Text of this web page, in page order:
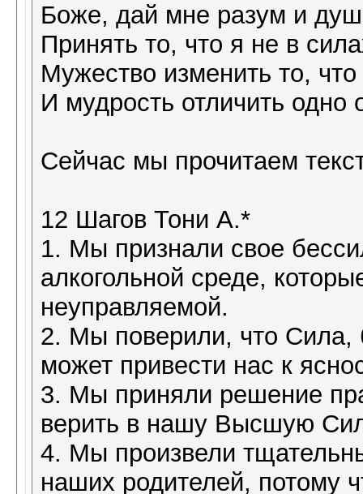
Боже, дай мне разум и
Принять то, что я не в
Мужество изменить то, что
И мудрость отличить одно
Сейчас мы прочитаем
12 Шагов Тони А.*
1. Мы признали свое
алкогольной среде,
неуправляемой.
2. Мы поверили, что Сила,
может привести нас к
3. Мы приняли решение
верить в нашу Высшую
4. Мы произвели
наших родителей, потому